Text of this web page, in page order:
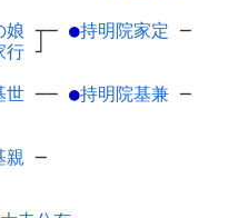
娘 ┬
行 ┘
─ ●持明院家定 ─
世 ── ●持明院基兼 ─
親 ─